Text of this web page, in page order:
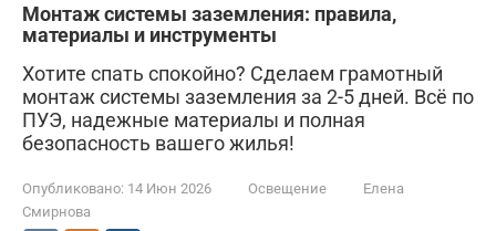
Монтаж системы заземления: правила,
материалы и инструменты
Хотите спать спокойно? Сделаем грамотный
монтаж системы заземления за 2-5 дней. Всё по
ПУЭ, надежные материалы и полная
безопасность вашего жилья!
Опубликовано: 14 Июн 2026 Освещение
Елена
Смирнова